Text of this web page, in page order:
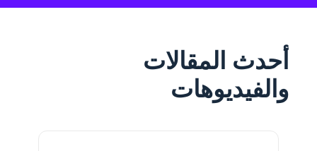
أحدث المقالات
والفيديوهات